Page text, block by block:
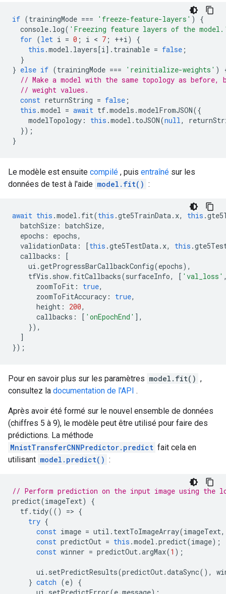
if (trainingMode === 'freeze-feature-layers' )
{
console. log( 'Freezing feature layers of the
for (let i = 0 ; i < 7 ; ++i)
{
this .model . layers[i]. trainable = false ;
}
} else if (trainingMode === 'reinitialize-weights' )
// Make a model with the same topology as
// weight values.
const returnString = false ;
this .model = await tf.models .modelFromJSON({
modelTopology : this .model . toJSON(null,
});
}
Le modèle est ensuite compilé , puis entraîné sur les
données de test à l'aide model.fit() :
await this .model . fit(this .gte5TrainData. x, this .
batchSize : batchSize,
epochs : epochs,
validationData : [this .gte5TestData. x, this .
callbacks :
[
ui .getProgressBarCallbackConfig(epochs),
tfVis . show. fitCallbacks(surfaceInfo, [ 'val_loss'
zoomToFit : true,
zoomToFitAccuracy : true,
height : 200,
callbacks : [ 'onEpochEnd' ],
}),
]
});
Pour en savoir plus sur les paramètres model.fit() ,
consultez la documentation de l'API .
Après avoir été formé sur le nouvel ensemble de données
(chiffres 5 à 9), le modèle peut être utilisé pour faire des
prédictions. La méthode
MnistTransferCNNPredictor.predict fait cela en
utilisant model.predict() :
// Perform prediction on the input image using the
predict(imageText)
{
tf. tidy(() => {
try {
const image = util . textToImageArray(imageText,
const predictOut = this .model .predict(image);
const winner = predictOut.argMax(1 );
ui . setPredictResults(predictOut.dataSync(),
} catch (e)
{